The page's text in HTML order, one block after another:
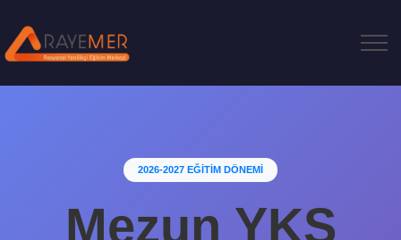
2026-2027 EĞİTİM DÖNEMİ
Mezun YKS